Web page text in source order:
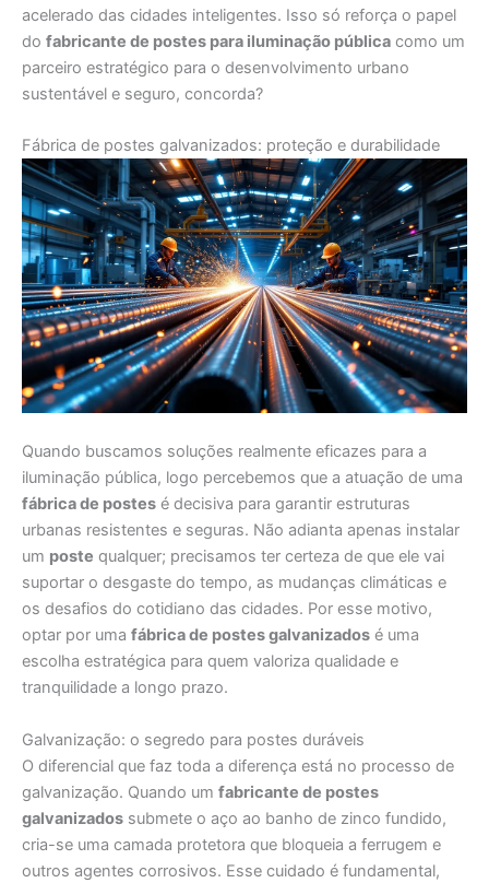
acelerado das cidades inteligentes. Isso só reforça o papel
do fabricante de postes para iluminação pública como um
parceiro estratégico para o desenvolvimento urbano
sustentável e seguro, concorda?
Fábrica de postes galvanizados: proteção e durabilidade
Quando buscamos soluções realmente eficazes para a
iluminação pública, logo percebemos que a atuação de uma
fábrica de postes é decisiva para garantir estruturas
urbanas resistentes e seguras. Não adianta apenas instalar
um poste qualquer; precisamos ter certeza de que ele vai
suportar o desgaste do tempo, as mudanças climáticas e
os desafios do cotidiano das cidades. Por esse motivo,
optar por uma fábrica de postes galvanizados é uma
escolha estratégica para quem valoriza qualidade e
tranquilidade a longo prazo.
Galvanização: o segredo para postes duráveis
O diferencial que faz toda a diferença está no processo de
galvanização. Quando um fabricante de postes
galvanizados submete o aço ao banho de zinco fundido,
cria-se uma camada protetora que bloqueia a ferrugem e
outros agentes corrosivos. Esse cuidado é fundamental,